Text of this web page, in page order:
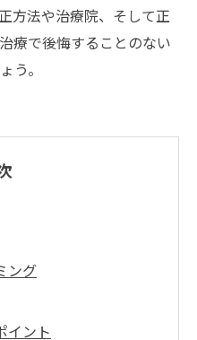
方法や治療院、そして正
療で後悔することのない
う。
ング
イント